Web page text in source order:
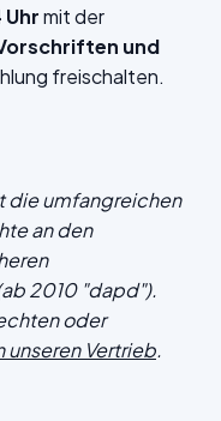
Uhrmit der
und
freischalten.
die umfangreichen
an den
2010 "dapd").
oder
unseren Vertrieb.